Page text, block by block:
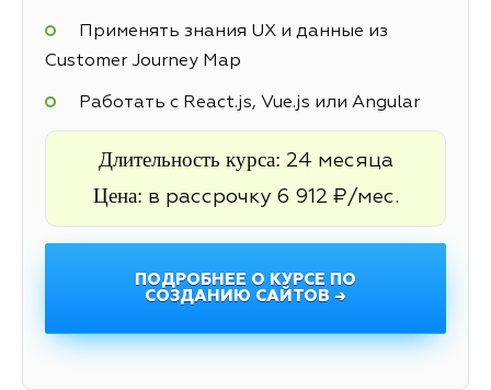
Применять знания UX и данные из
Customer Journey Map
Работать с React.js, Vue.js или Angular
Длительность курса: 24 месяца
Цена: в рассрочку 6 912 ₽/мес.
ПОДРОБНЕЕ О КУРСЕ ПО
СОЗДАНИЮ САЙТОВ →